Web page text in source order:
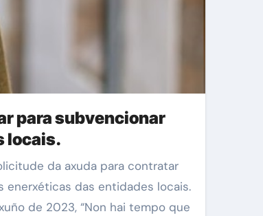
para subvencionar
locais.
enerxéticas das entidades locais.
de 2023, “Non hai tempo que